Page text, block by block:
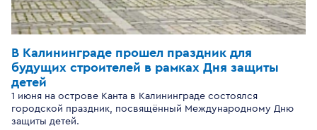
В Калининграде прошел праздник для
будущих строителей в рамках Дня защиты
детей
1 июня на острове Канта в Калининграде состоялся
городской праздник, посвящённый Международному Дню
защиты детей.